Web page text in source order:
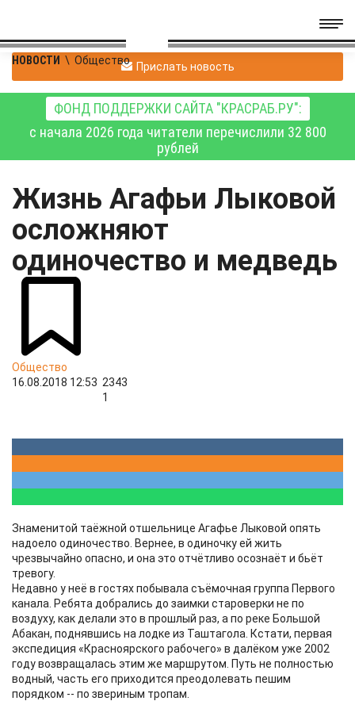
НОВОСТИ \ Общество Прислать новость
ФОНД ПОДДЕРЖКИ САЙТА "КРАСРАБ.РУ":
с начала 2026 года читатели перечислили 32 800
рублей
Жизнь Агафьи Лыковой
осложняют
одиночество и медведь
Общество
16.08.2018 12:53 2343
1
Знаменитой таёжной отшельнице Агафье Лыковой опять
надоело одиночество. Вернее, в одиночку ей жить
чрезвычайно опасно, и она это отчётливо осознаёт и бьёт
тревогу.
Недавно у неё в гостях побывала съёмочная группа Первого
канала. Ребята добрались до заимки староверки не по
воздуху, как делали это в прошлый раз, а по реке Большой
Абакан, поднявшись на лодке из Таштагола. Кстати, первая
экспедиция «Красноярского рабочего» в далёком уже 2002
году возвращалась этим же маршрутом. Путь не полностью
водный, часть его приходится преодолевать пешим
порядком -- по звериным тропам.